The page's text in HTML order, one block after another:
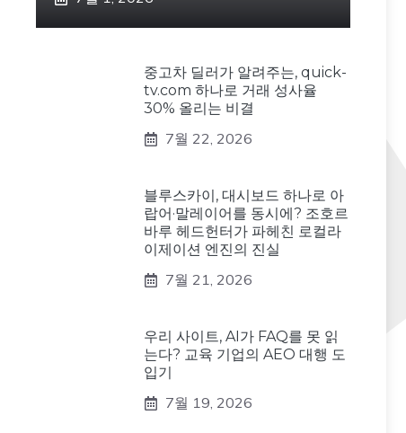
중고차 딜러가 알려주는, quick-
tv.com 하나로 거래 성사율
30% 올리는 비결
7월 22, 2026
블루스카이, 대시보드 하나로 아
랍어·말레이어를 동시에? 조호르
바루 헤드헌터가 파헤친 로컬라
이제이션 엔진의 진실
7월 21, 2026
우리 사이트, AI가 FAQ를 못 읽
는다? 교육 기업의 AEO 대행 도
입기
7월 19, 2026